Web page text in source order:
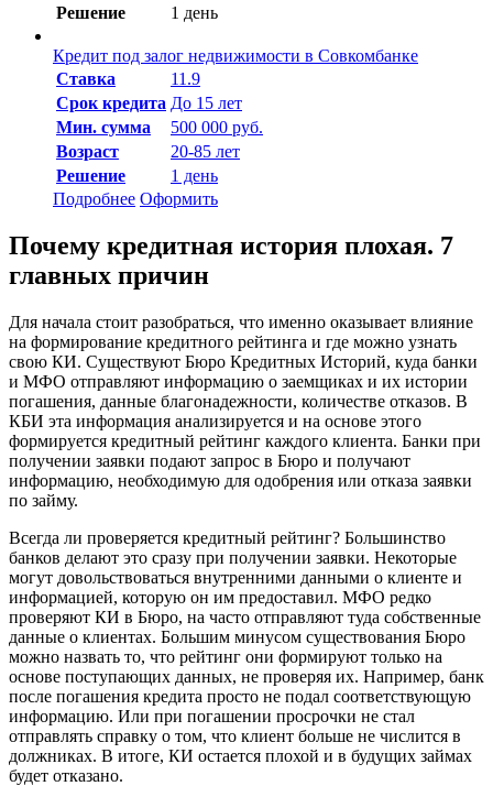
Решение 1 день
Кредит под залог недвижимости в Совкомбанке
Ставка
11.9
Срок кредита До 15 лет
Мин. сумма
500 000 руб.
Возраст
20-85 лет
Решение
1 день
Подробнее Оформить
Почему кредитная история плохая. 7
главных причин
Для начала стоит разобраться, что именно оказывает влияние
на формирование кредитного рейтинга и где можно узнать
свою КИ. Существуют Бюро Кредитных Историй, куда банки
и МФО отправляют информацию о заемщиках и их истории
погашения, данные благонадежности, количестве отказов. В
КБИ эта информация анализируется и на основе этого
формируется кредитный рейтинг каждого клиента. Банки при
получении заявки подают запрос в Бюро и получают
информацию, необходимую для одобрения или отказа заявки
по займу.
Всегда ли проверяется кредитный рейтинг? Большинство
банков делают это сразу при получении заявки. Некоторые
могут довольствоваться внутренними данными о клиенте и
информацией, которую он им предоставил. МФО редко
проверяют КИ в Бюро, на часто отправляют туда собственные
данные о клиентах. Большим минусом существования Бюро
можно назвать то, что рейтинг они формируют только на
основе поступающих данных, не проверяя их. Например, банк
после погашения кредита просто не подал соответствующую
информацию. Или при погашении просрочки не стал
отправлять справку о том, что клиент больше не числится в
должниках. В итоге, КИ остается плохой и в будущих займах
будет отказано.